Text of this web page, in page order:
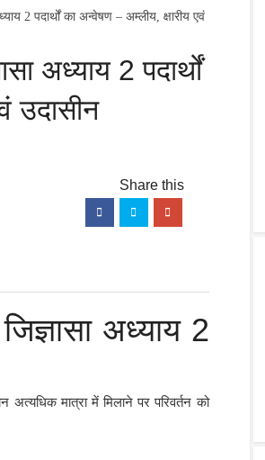
2 पदार्थों का अन्वेषण – अम्लीय, क्षारीय एवं
अध्याय 2 पदार्थों
उदासीन
अध्याय 2
मात्रा में मिलाने पर परिवर्तन को